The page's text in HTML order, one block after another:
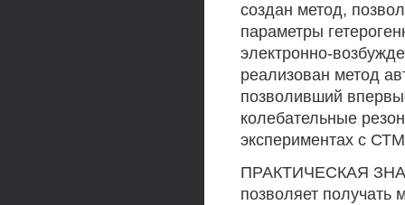
создан метод,
параметры
электронно-
реализован метод
позволивший
колебательные
экспериментах с
ПРАКТИЧЕСКАЯ
позволяет получать